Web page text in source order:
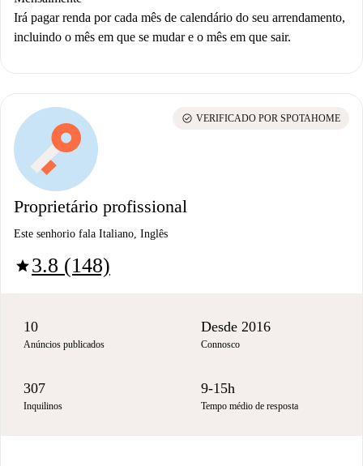
Irá pagar renda por cada mês de calendário do seu arrendamento,
incluindo o mês em que se mudar e o mês em que sair.
Proprietário profissional
Este senhorio fala Italiano, Inglês
star3.8 (148)
check_circle VERIFICADO POR SPOTAHOME
10
Anúncios publicados
Desde 2016
Connosco
307
Inquilinos
9-15h
Tempo médio de resposta